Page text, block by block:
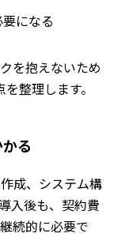
になる
を抱えないため
整理します。
る
成、システム構
入後も、契約費
続的に必要で